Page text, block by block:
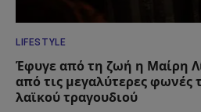
LIFESTYLE
Έφυγε από τη ζωή η Μαίρη
από τις μεγαλύτερες φωνές
λαϊκού τραγουδιού